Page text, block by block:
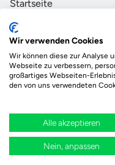
Startseite
AGB
Datenschutz
Impressum
vor Ort.
Durch deine
Wir verwenden Cookies
Wir können diese zur Analyse
Webseite zu verbessern,
großartiges Webseiten-
den von uns verwendeten
Alle akzeptieren
Nein, anpassen